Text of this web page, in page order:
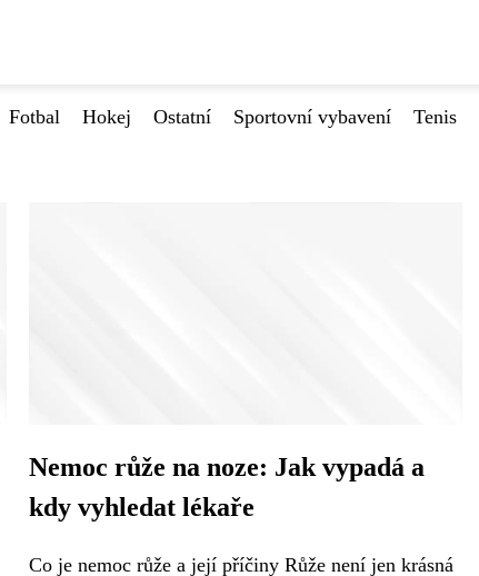
Fotbal Hokej Ostatní Sportovní vybavení Tenis
Nemoc růže na noze: Jak vypadá a
kdy vyhledat lékaře
Co je nemoc růže a její příčiny Růže není jen krásná